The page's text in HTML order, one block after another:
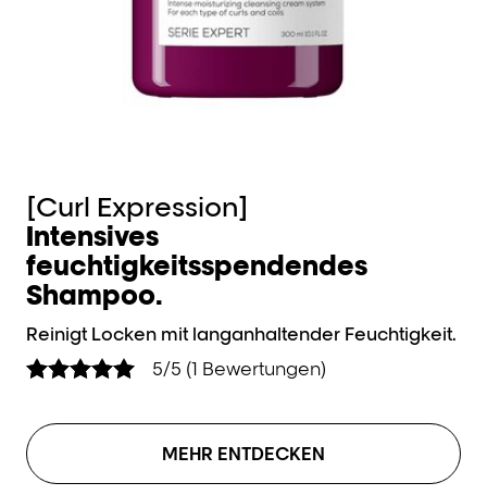
[Curl Expression]
Intensives
feuchtigkeitsspendendes
Shampoo.
Reinigt Locken mit langanhaltender Feuchtigkeit.
5/5 (1 Bewertungen)
MEHR ENTDECKEN